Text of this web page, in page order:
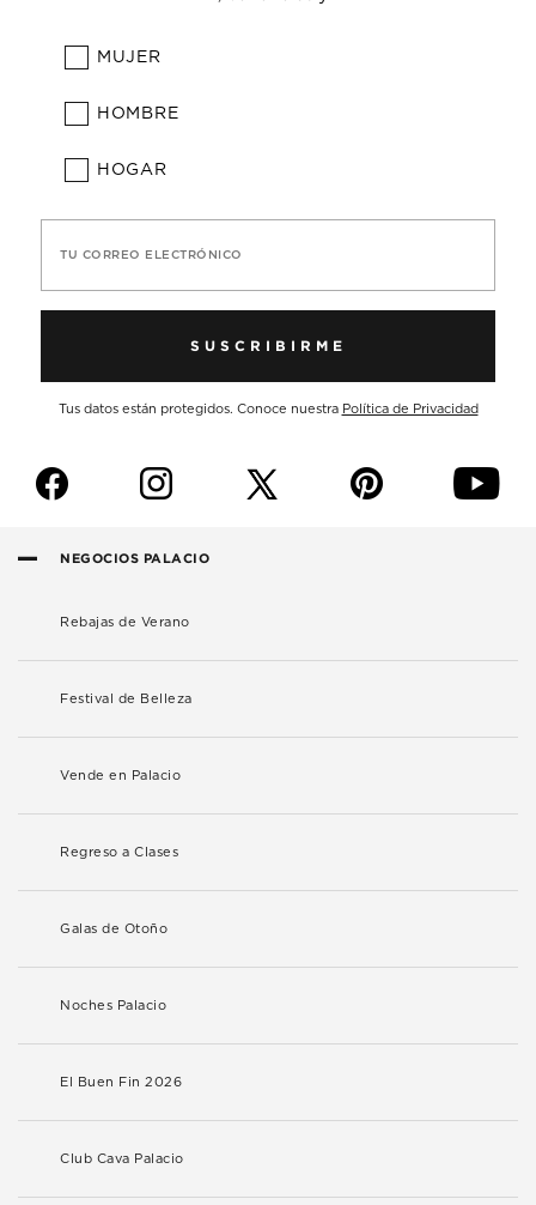
MUJER
HOMBRE
HOGAR
TU CORREO ELECTRÓNICO
SUSCRIBIRME
Tus datos están protegidos. Conoce nuestra Política de Privacidad
f i p y
NEGOCIOS PALACIO
Rebajas de Verano
Festival de Belleza
Vende en Palacio
Regreso a Clases
Galas de Otoño
Noches Palacio
El Buen Fin 2026
Club Cava Palacio